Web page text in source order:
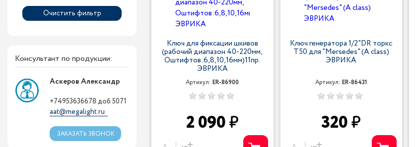
Консультант по продукции:
Аскеров Александр
+74953636678 доб 5071
aat@megalight.ru
ЗАКАЗАТЬ ЗВОНОК
Ключ для фиксации шкивов
(рабочий диапазон 40-220мм,
Oштифтов:6,8,10,16мм)11пр.
ЭВРИКА
Артикул:ER-86900
2 090
Ключ генератора 1/2"DR торкс
T50 для "Mersedes" (А class)
ЭВРИКА
Артикул:ER-86431
320